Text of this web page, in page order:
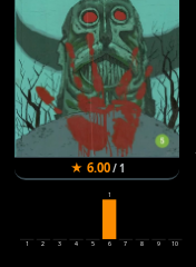
★ 6.00/1
1 2 3 4 5
1
6 7 8 9 10